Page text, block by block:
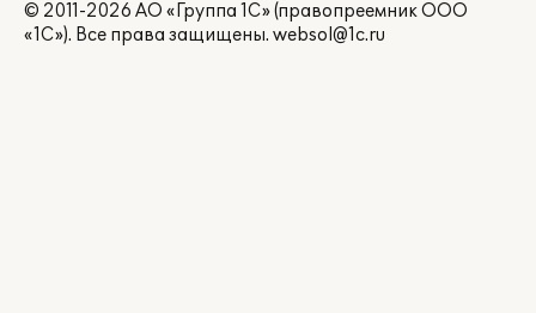
© 2011-2026 АО «Группа 1С» (правопреемник ООО
«1С»). Все права защищены. websol@1c.ru